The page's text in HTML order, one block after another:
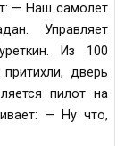
— Наш самолет
Управляет
Из 100
дверь
пилот на
— Ну что,